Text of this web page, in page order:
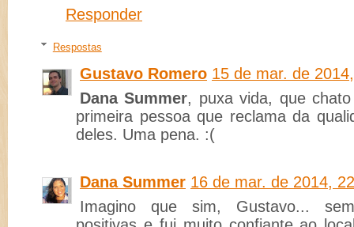
Responder
Respostas
Gustavo Romero 15 de mar. de
Dana Summer, puxa vida, que
primeira pessoa que reclama da
deles. Uma pena. :(
Dana Summer 16 de mar. de 2014,
Imagino que sim, Gustavo...